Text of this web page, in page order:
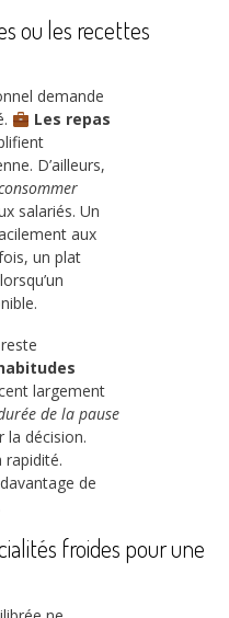
ou les recettes
demande
Les repas
D’ailleurs,
salariés. Un
aux
un plat
largement
de la pause
la décision.
rapidité.
de
froides pour une